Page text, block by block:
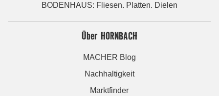
BODENHAUS: Fliesen. Platten. Dielen
Über HORNBACH
MACHER Blog
Nachhaltigkeit
Marktfinder